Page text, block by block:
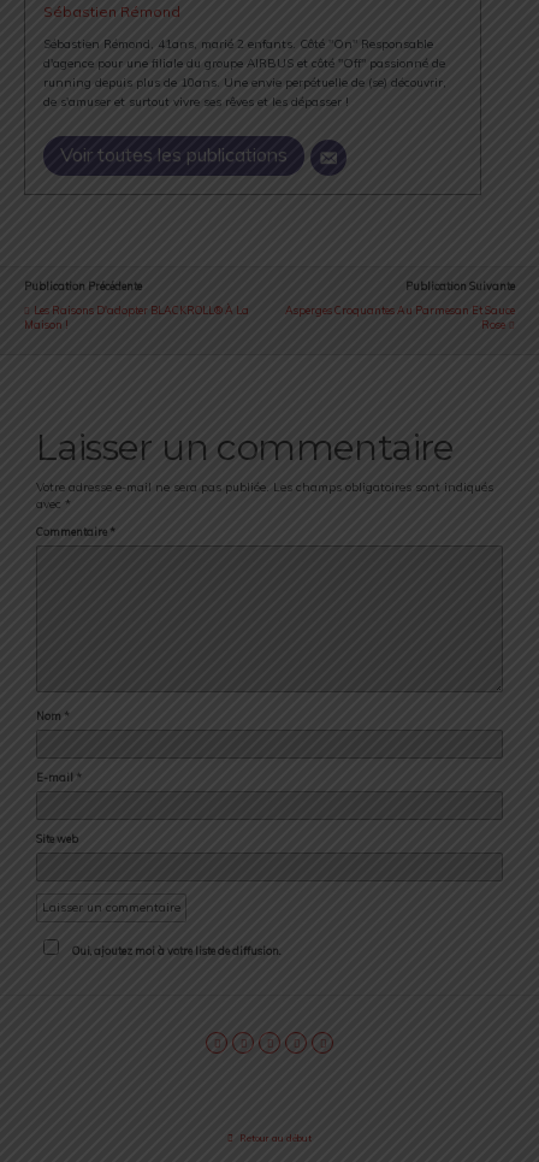
Sébastien Rémond
Sébastien Rémond, 41ans, marié 2 enfants. Côté "On" Responsable
d'agence pour une filiale du groupe AIRBUS et côté "Off" passionné de
running depuis plus de 10ans. Une envie perpétuelle de (se) découvrir,
de s'amuser et surtout vivre ses rêves et les dépasser !
Voir toutes les publications
Publication Précédente
Les Raisons D'adopter BLACKROLL® À La
Maison !
Publication Suivante
Asperges Croquantes Au Parmesan Et Sauce
Rose
Laisser un commentaire
Votre adresse e-mail ne sera pas publiée. Les champs obligatoires sont indiqués
avec *
Commentaire *
Nom *
E-mail *
Site web
Oui, ajoutez moi à votre liste de diffusion.
Retour au début